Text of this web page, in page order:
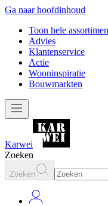
Ga naar hoofdinhoud
Toon hele
Advies
Klantenservice
Actie
Wooninspiratie
Bouwmarkten
Karwei
Zoeken
Zoeken